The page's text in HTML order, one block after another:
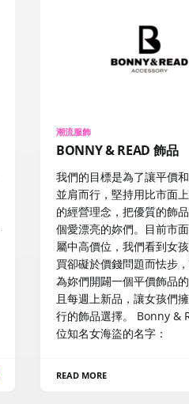
潮流服飾
BONNY & READ 飾品
我們的目標是為了讓平價
並肩而行，堅持用比市面
的經營理念，把優質的飾
個愛漂亮的妳們。目前市
屬中高價位，我們看到女
買卻礙於價錢問題而怯步
為妳們開闢一個平價飾品
且每週上新品，讓女孩們
行的飾品選擇。 Bonny &
位知名女海盜的名字：
READ MORE